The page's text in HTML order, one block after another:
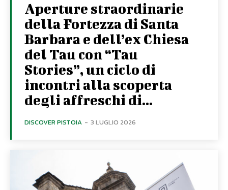
Aperture straordinarie
della Fortezza di Santa
Barbara e dell’ex Chiesa
del Tau con “Tau
Stories”, un ciclo di
incontri alla scoperta
degli affreschi di...
DISCOVER PISTOIA - 3 LUGLIO 2026